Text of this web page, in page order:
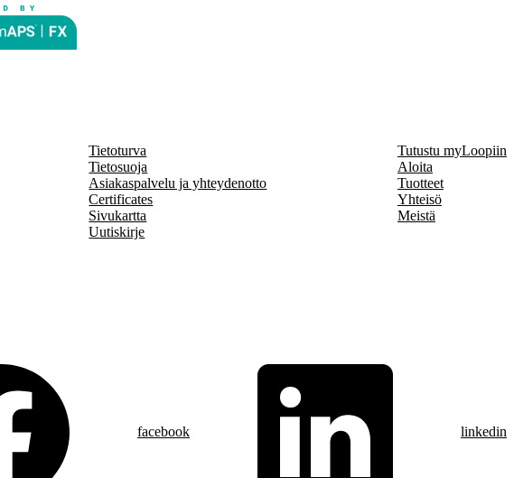
Tietoturva
Tietosuoja
Asiakaspalvelu ja yhteydenotto
Certificates
Sivukartta
Uutiskirje
Tutustu myLoopiin
Aloita
Tuotteet
Yhteisö
Meistä
facebook linkedin